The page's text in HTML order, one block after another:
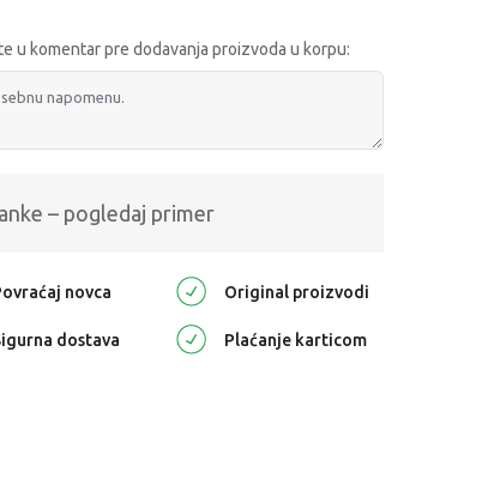
u komentar pre dodavanja proizvoda u korpu:
– pogledaj primer
novca Original proizvodi
dostava Plaćanje karticom